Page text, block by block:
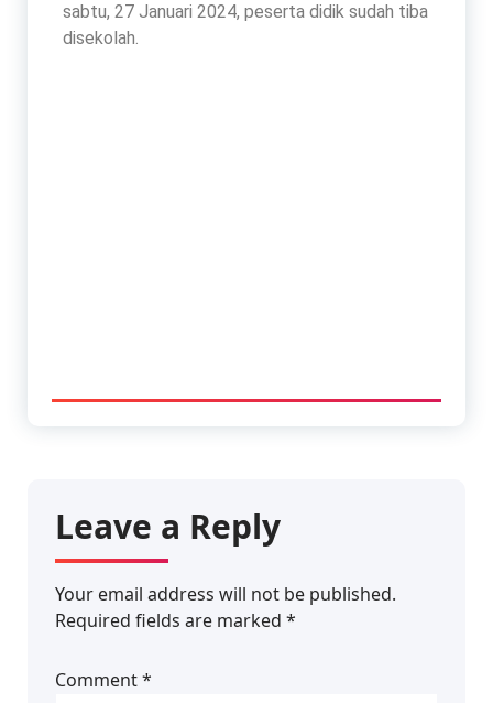
sabtu, 27 Januari 2024, peserta didik sudah tiba
disekolah.
Leave a Reply
Your email address will not be published.
Required fields are marked *
Comment*